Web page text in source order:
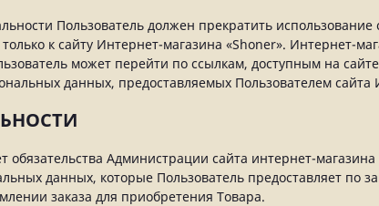
Пользователь должен прекратить
к сайту Интернет-магазина «Shoner». Интернет-
может перейти по ссылкам, доступным на
данных, предоставляемых Пользователем сайта
обязательства Администрации сайта интернет-
данных, которые Пользователь предоставляет по
заказа для приобретения Товара.